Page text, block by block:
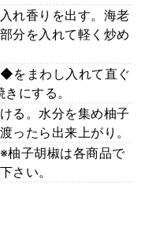
れ香りを出す。海老
分を入れて軽く炒め
をまわし入れて直ぐ
にする。
る。水分を集め柚子
ったら出来上がり。
柚子胡椒は各商品で
さい。